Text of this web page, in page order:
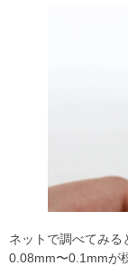
ネットで調べてみる
0.08mm〜0.1mmが